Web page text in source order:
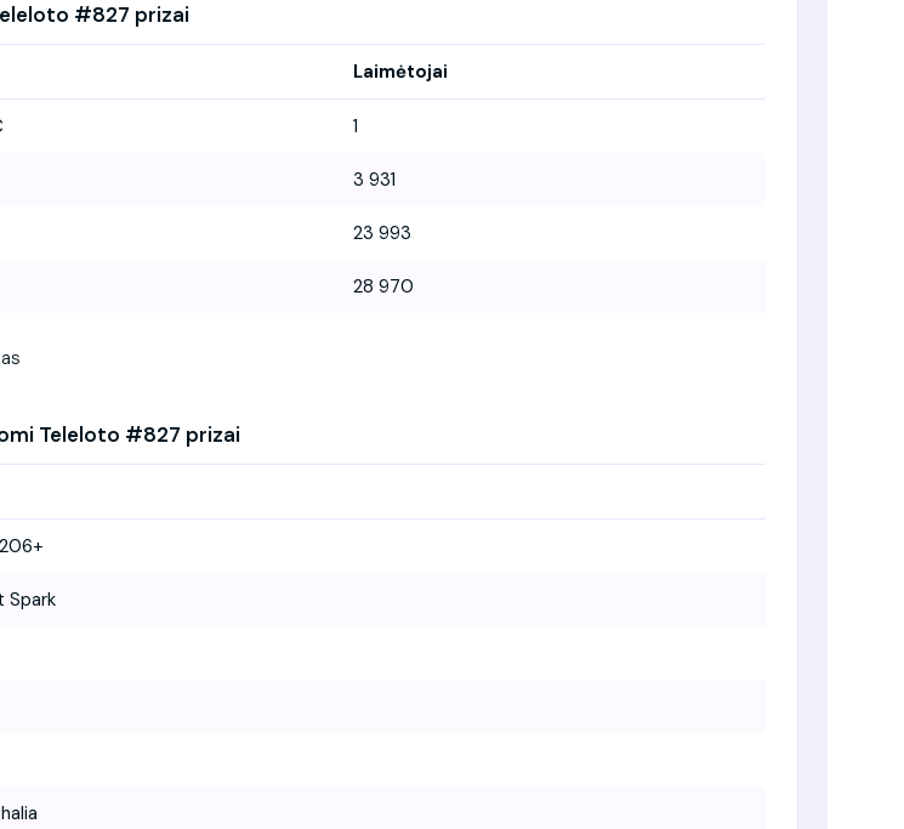
#827 prizai
Laimėtojai
1
3 931
23 993
28 970
Teleloto #827 prizai
Spark